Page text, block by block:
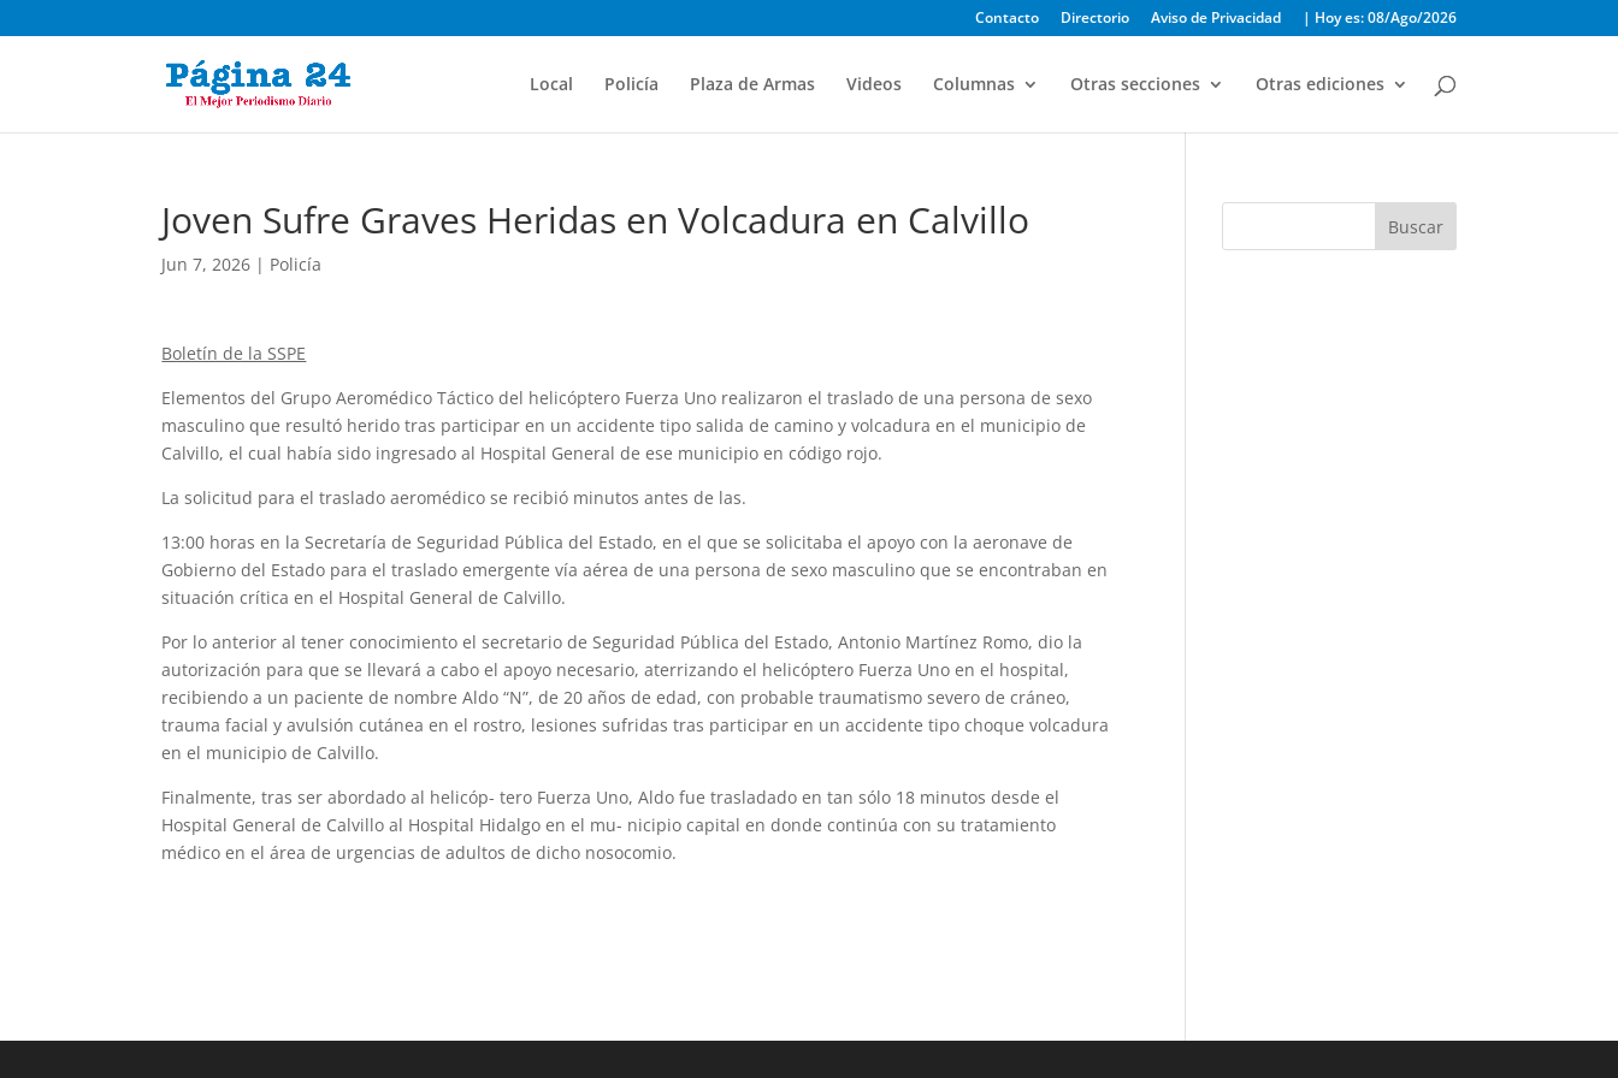
Contacto Directorio Aviso de Privacidad | Hoy es: 08/Ago/2026
Local Policía Plaza de Armas Videos Columnas Otras secciones Otras ediciones
Joven Sufre Graves Heridas en Volcadura en Calvillo
Jun 7, 2026 | Policía
Boletín de la SSPE
Elementos del Grupo Aeromédico Táctico del helicóptero Fuerza Uno realizaron el traslado de una persona de sexo
masculino que resultó herido tras participar en un accidente tipo salida de camino y volcadura en el municipio de
Calvillo, el cual había sido ingresado al Hospital General de ese municipio en código rojo.
La solicitud para el traslado aeromédico se recibió minutos antes de las.
13:00 horas en la Secretaría de Seguridad Pública del Estado, en el que se solicitaba el apoyo con la aeronave de
Gobierno del Estado para el traslado emergente vía aérea de una persona de sexo masculino que se encontraban en
situación crítica en el Hospital General de Calvillo.
Por lo anterior al tener conocimiento el secretario de Seguridad Pública del Estado, Antonio Martínez Romo, dio la
autorización para que se llevará a cabo el apoyo necesario, aterrizando el helicóptero Fuerza Uno en el hospital,
recibiendo a un paciente de nombre Aldo “N”, de 20 años de edad, con probable traumatismo severo de cráneo,
trauma facial y avulsión cutánea en el rostro, lesiones sufridas tras participar en un accidente tipo choque volcadura
en el municipio de Calvillo.
Finalmente, tras ser abordado al helicóp- tero Fuerza Uno, Aldo fue trasladado en tan sólo 18 minutos desde el
Hospital General de Calvillo al Hospital Hidalgo en el mu- nicipio capital en donde continúa con su tratamiento
médico en el área de urgencias de adultos de dicho nosocomio.
Buscar